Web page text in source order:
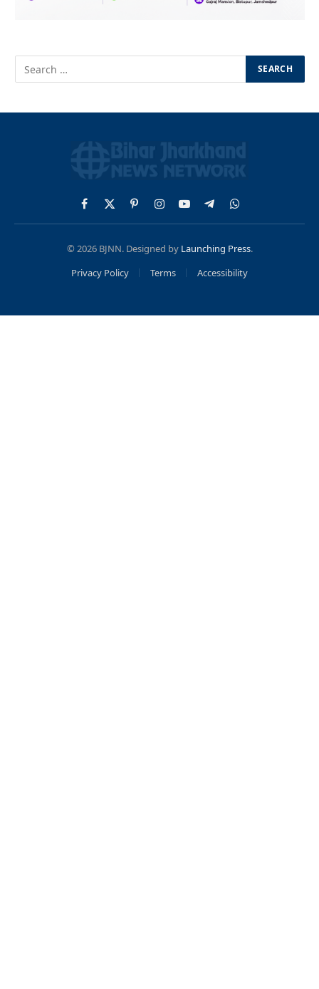
Facebook
X
(Twitter)
PinterestInstagram
YouTubeTelegramWhatsApp
© 2026 BJNN. Designed by Launching Press.
Privacy Policy
Terms Accessibility